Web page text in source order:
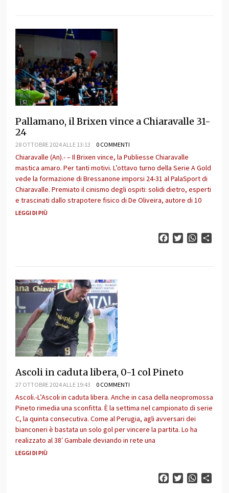
Pallamano, il Brixen vince a Chiaravalle 31-
24
28 OTTOBRE 2024 ALLE 13:13 0 COMMENTI
Chiaravalle (An).- – Il Brixen vince, la Publiesse Chiaravalle
mastica amaro. Per tanti motivi. L’ottavo turno della Serie A Gold
vede la formazione di Bressanone imporsi 24-31 al PalaSport di
Chiaravalle. Premiato il cinismo degli ospiti: solidi dietro, esperti
e trascinati dallo strapotere fisico di De Oliveira, autore di 10
LEGGI DI PIÙ
FacebookTwitter
Ascoli in caduta libera, 0-1 col Pineto
27 OTTOBRE 2024 ALLE 19:43 0 COMMENTI
Ascoli.-L’Ascoli in caduta libera. Anche in casa della neopromossa
Pineto rimedia una sconfitta. È la settima nel campionato di serie
C, la quinta consecutiva. Come al Perugia, agli avversari dei
bianconeri è bastata un solo gol per vincere la partita. Lo ha
realizzato al 38′ Gambale deviando in rete una
LEGGI DI PIÙ
FacebookTwitter